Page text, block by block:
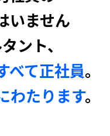
いません
ント、
べて正社員。
わたります。